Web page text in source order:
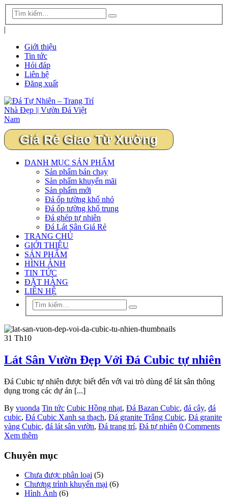
|
Giới thiệu
Tin tức
Hỏi đáp
Liên hệ
Đăng xuất
Giá Rẻ Giao Từ Xưởng
DANH MỤC SẢN PHẨM
Sản phẩm bán chạy
Sản phẩm khuyến mãi
Sản phẩm mới
Đá ốp tường khổ nhỏ
Đá ốp tường khổ trung
Đá ghép tự nhiên
Đá Lát Sân Giá Rẻ
TRANG CHỦ
GIỚI THIỆU
SẢN PHẨM
HÌNH ẢNH
TIN TỨC
ĐẶT HÀNG
LIÊN HỆ
31 Th10
Lát Sân Vườn Đẹp Với Đá Cubic tự nhiên
Đá Cubic tự nhiên được biết đến với vai trò dùng để lát sân thông
dụng trong các dự án [...]
By vuonda Tin tức Cubic Hồng nhạt, Đá Bazan Cubic, đá cây, đá
cubic, Đá Cubic Xanh sa thạch, Đá granite Trắng Cubic, Đá granite
vàng Cubic, đá lát sân vườn, Đá trang trí, Đá tự nhiên 0 Comments
Xem thêm
Chuyên mục
Chưa được phân loại (5)
Chương trình khuyến mại (6)
Hình Ảnh (6)